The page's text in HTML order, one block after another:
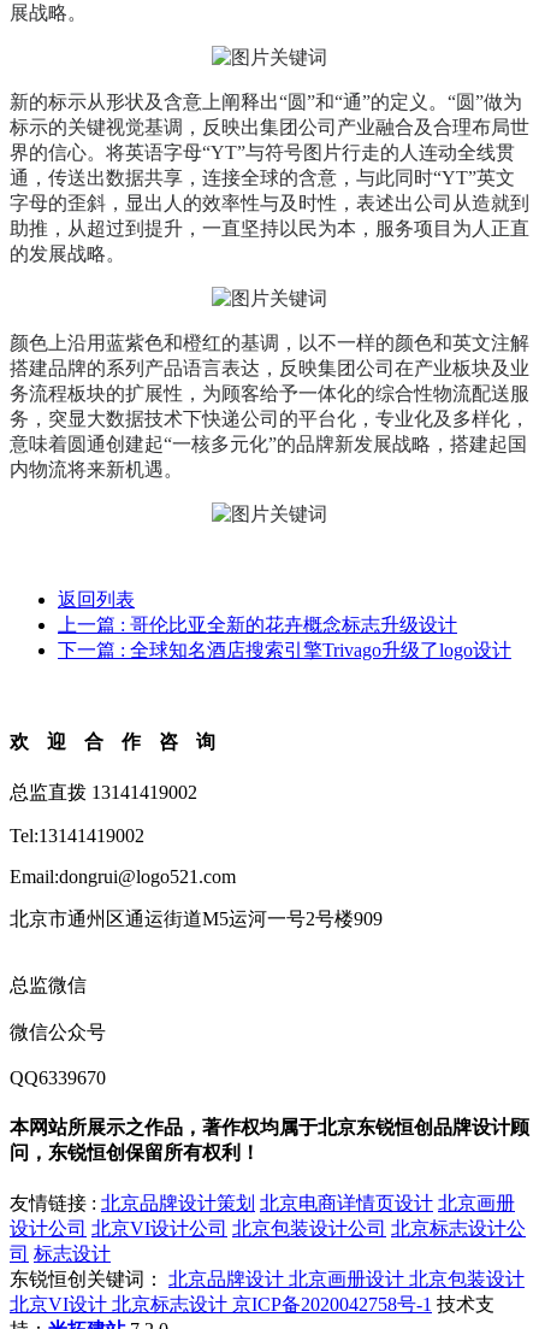
展战略。
新的标示从形状及含意上阐释出“圆”和“通”的定义。“圆”做为
标示的关键视觉基调，反映出集团公司产业融合及合理布局世
界的信心。将英语字母“YT”与符号图片行走的人连动全线贯
通，传送出数据共享，连接全球的含意，与此同时“YT”英文
字母的歪斜，显出人的效率性与及时性，表述出公司从造就到
助推，从超过到提升，一直坚持以民为本，服务项目为人正直
的发展战略。
颜色上沿用蓝紫色和橙红的基调，以不一样的颜色和英文注解
搭建品牌的系列产品语言表达，反映集团公司在产业板块及业
务流程板块的扩展性，为顾客给予一体化的综合性物流配送服
务，突显大数据技术下快递公司的平台化，专业化及多样化，
意味着圆通创建起“一核多元化”的品牌新发展战略，搭建起国
内物流将来新机遇。
返回列表
上一篇 : 哥伦比亚全新的花卉概念标志升级设计
下一篇 : 全球知名酒店搜索引擎Trivago升级了logo设计
欢迎合作咨询
总监直拨 13141419002
Tel:13141419002
Email:dongrui@logo521.com
北京市通州区通运街道M5运河一号2号楼909
总监微信
微信公众号
QQ6339670
本网站所展示之作品，著作权均属于北京东锐恒创品牌设计顾
问，东锐恒创保留所有权利！
友情链接 : 北京品牌设计策划 北京电商详情页设计 北京画册
设计公司 北京VI设计公司 北京包装设计公司 北京标志设计公
司 标志设计
东锐恒创关键词：
北京品牌设计 北京画册设计 北京包装设计
北京VI设计 北京标志设计 京ICP备2020042758号-1 技术支